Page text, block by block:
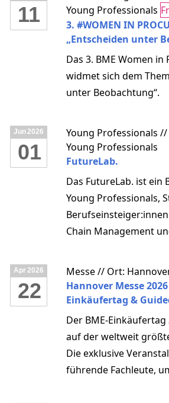
11
Young Professionals
3. #WOMEN IN
„Entscheiden unter
Das 3. BME Women
widmet sich dem
unter Beobachtung“.
Jun2026
01
Young Professionals
Young Professionals
FutureLab.
Das FutureLab. ist ein
Young Professionals,
Chain Management
Wissen, Praxis und
für die nächste
Apr 2026
22
Messe // Ort:
Hannover Messe
Einkäufertag &
Der BME-
auf der weltweit
Die exklusive
führende Fachleute,